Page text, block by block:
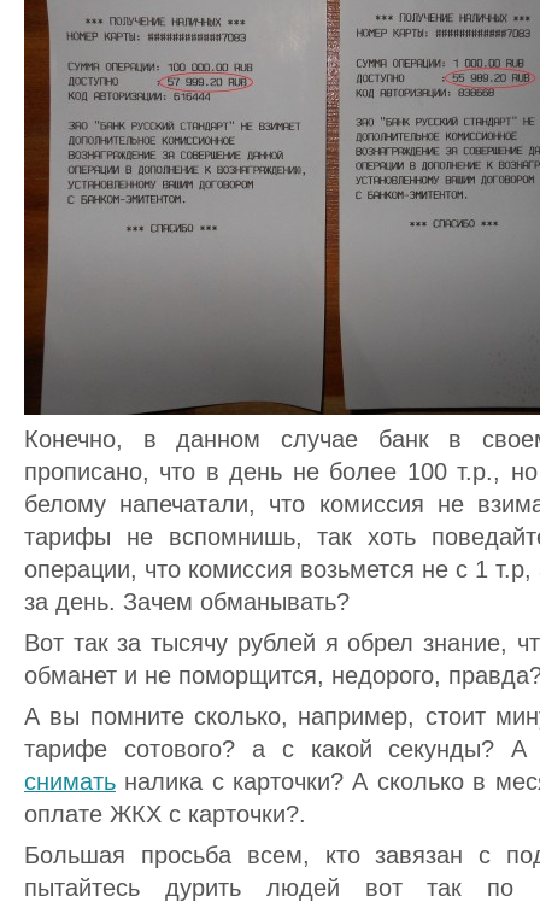
Конечно, в данном случае банк в
прописано, что в день не более 100 т.р.,
белому напечатали, что комиссия не
тарифы не вспомнишь, так хоть
операции, что комиссия возьмется не с 1
за день. Зачем обманывать?
Вот так за тысячу рублей я обрел знание,
обманет и не поморщится, недорого,
А вы помните сколько, например, стоит
тарифе сотового? а с какой секунды?
снимать налика с карточки? А сколько в
оплате ЖКХ с карточки?.
Большая просьба всем, кто завязан с
пытайтесь дурить людей вот так по